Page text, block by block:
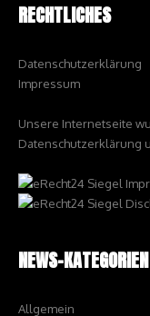
RECHTLICHES
Datenschutzerklärung
Impressum
Unsere Internetseite
Datenschutzerklärung
NEWS-KATEGORIEN
Allgemein